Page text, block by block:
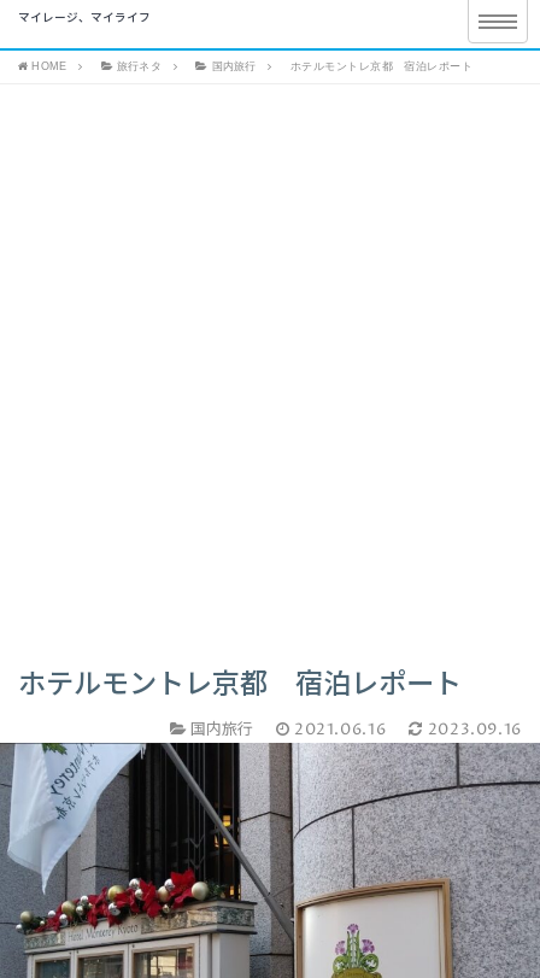
マイレージ、マイライフ
HOME 旅行ネタ 国内旅行 ホテルモントレ京都 宿泊レポート
ホテルモントレ京都 宿泊レポート
国内旅行 2021.06.16 2023.09.16